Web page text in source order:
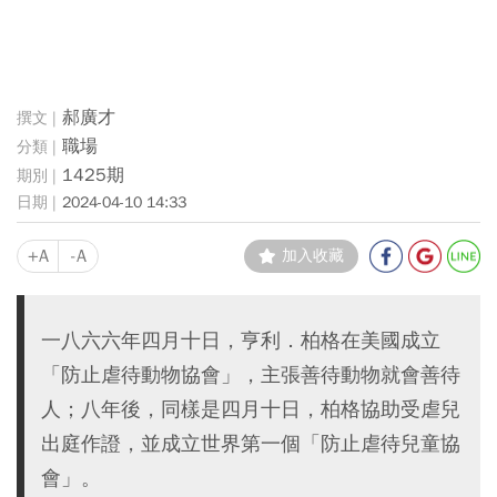
郝廣才
職場
1425期
2024-04-10 14:33
+A -A 加入收藏
一八六六年四月十日，亨利．柏格在美國成立
「防止虐待動物協會」，主張善待動物就會善待
人；八年後，同樣是四月十日，柏格協助受虐兒
出庭作證，並成立世界第一個「防止虐待兒童協
會」。